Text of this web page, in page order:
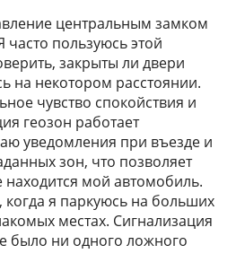
центральным замком
пользуюсь этой
закрыты ли двери
на некотором расстоянии.
чувство спокойствия и
геозон работает
уведомления при въезде и
зон, что позволяет
находится мой автомобиль.
я паркуюсь на больших
местах. Сигнализация
было ни одного ложного